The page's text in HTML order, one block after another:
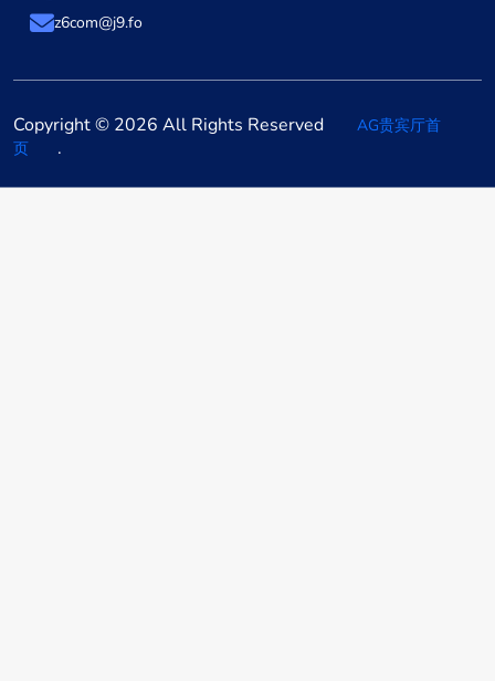
z6com@j9.fo
Copyright © 2026 All Rights Reserved
AG贵宾厅首
页
.